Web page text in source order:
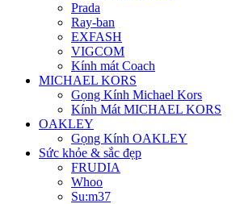
Prada
Ray-ban
EXFASH
VIGCOM
Kính mát Coach
MICHAEL KORS
Gọng Kính Michael Kors
Kính Mát MICHAEL KORS
OAKLEY
Gọng Kính OAKLEY
Sức khỏe & sắc đẹp
FRUDIA
Whoo
Su:m37